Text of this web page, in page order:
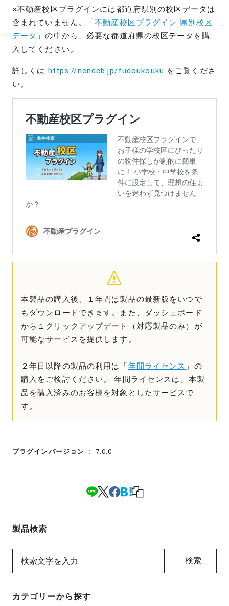
※不動産校区プラグインには都道府県別の校区データは
含まれていません。「不動産校区プラグイン 県別校区
データ 」の中から、必要な都道府県の校区データを購
入してください。
詳しくは https://nendeb.jp/fudoukouku をご覧くださ
い。
本製品の購入後、１年間は製品の最新版をいつで
もダウンロードできます。また、ダッシュボード
から１クリックアップデート（対応製品のみ）が
可能なサービスを提供します。
２年目以降の製品の利用は「年間ライセンス 」の
購入をご検討ください。 年間ライセンスは、本製
品を購入済みのお客様を対象としたサービスで
す。
プラグインバージョン 7.0.0
製品検索
検索
カテゴリーから探す